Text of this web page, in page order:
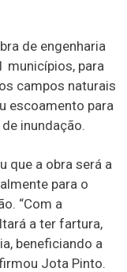
de engenharia
municípios, para
campos naturais
escoamento para
inundação.
que a obra será a
para o
“Com a
a ter fartura,
beneficiando a
Jota Pinto.